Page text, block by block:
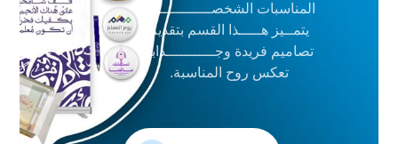
المناسبات الشخصــــــــــــية.
يتمــيز هـــــذا القسم بتقديم
تصاميم فريدة وجـــــــــــذابة
تعكس روح المناسبة.